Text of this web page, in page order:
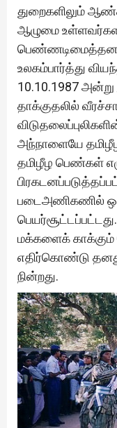
துறைகளிலும்
ஆழுமை
உலகம்பார்த்து
10.10.1987
தாக்குதலில்
அந்நாளையே
தமிழீழ பெண்கள்
படைஅணிகணில்
மக்களைக்
எதிர்கொண்டு
நின்றது.